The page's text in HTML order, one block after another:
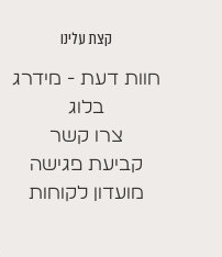
קצת עלינו
חוות דעת - מידרג
בלוג
צרו קשר
קביעת פגישה
מועדון לקוחות